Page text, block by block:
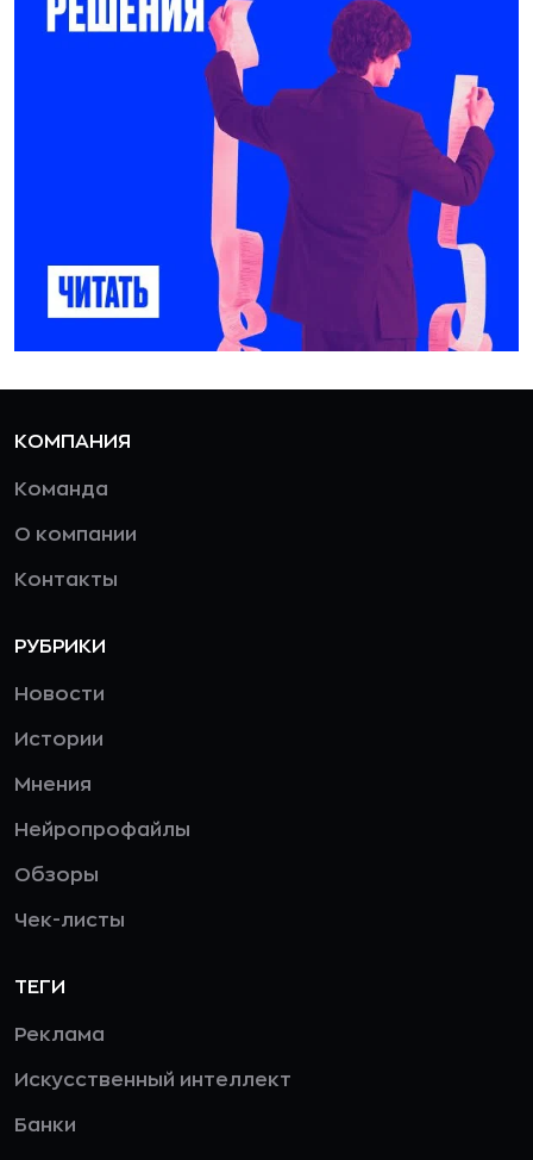
КОМПАНИЯ
Команда
О компании
Контакты
РУБРИКИ
Новости
Истории
Мнения
Нейропрофайлы
Обзоры
Чек-листы
ТЕГИ
Реклама
Искусственный интеллект
Банки